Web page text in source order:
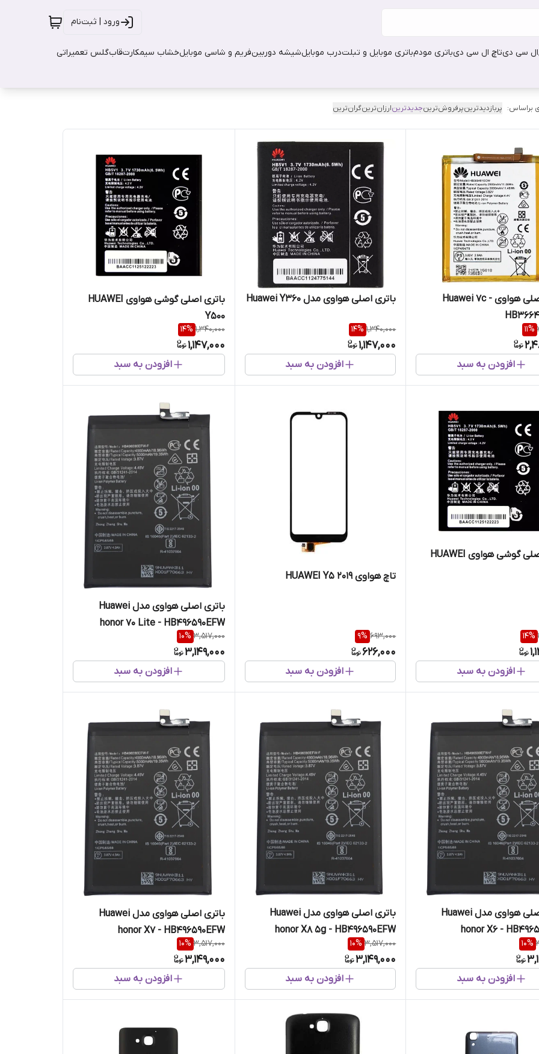
ورود | ثبت‌نام
ال سی دیتاچ ال سی دیباتری مودمباتری موبایل و تبلتدرب موبایلشیشه دوربینفریم و شاسی موبایلخشاب سیمکارتقابگلس تعمیراتی
براساس: پربازدیدترینپرفروش‌ترینجدیدترینارزان‌ترینگران‌ترین
باتری اصلی هواوی Huawei 7c -
11%
افزودن به سبد
باتری اصلی هواوی مدل Huawei Y360
1,340,000
14%
1,147,000
افزودن به سبد
باتری اصلی گوشی هواوی HUAWEI
Y500
1,340,000
14%
1,147,000
افزودن به سبد
باتری اصلی گوشی هواوی HUAWEI
14%
افزودن به سبد
تاچ هواوی HUAWEI Y5 2019
693,000
9%
626,000
افزودن به سبد
باتری اصلی هواوی مدل Huawei
honor 70 Lite - HB496590EFW
3,517,000
10%
3,149,000
افزودن به سبد
باتری اصلی هواوی مدل Huawei
honor X6 -
10%
افزودن به سبد
باتری اصلی هواوی مدل Huawei
honor X8 5g - HB496590EFW
3,517,000
10%
3,149,000
افزودن به سبد
باتری اصلی هواوی مدل Huawei
honor X7 - HB496590EFW
3,517,000
10%
3,149,000
افزودن به سبد